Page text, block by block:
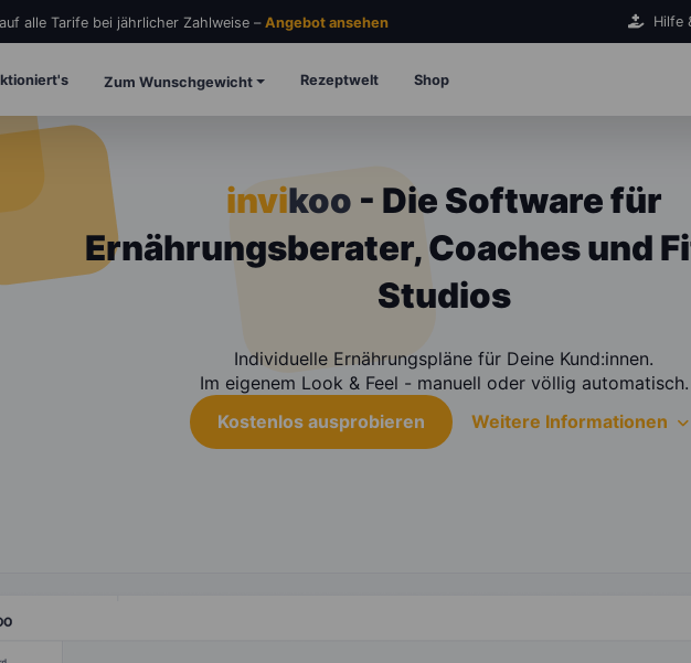
auf alle Tarife bei jährlicher Zahlweise – Angebot ansehen Hilfe
Zum Wunschgewicht Rezeptwelt Shop
invikoo - Die Software für
Ernährungsberater, Coaches und
Studios
Individuelle Ernährungspläne für Deine Kund:innen.
Im eigenem Look & Feel - manuell oder völlig automatisch.
Kostenlos ausprobieren
Weitere Informationen